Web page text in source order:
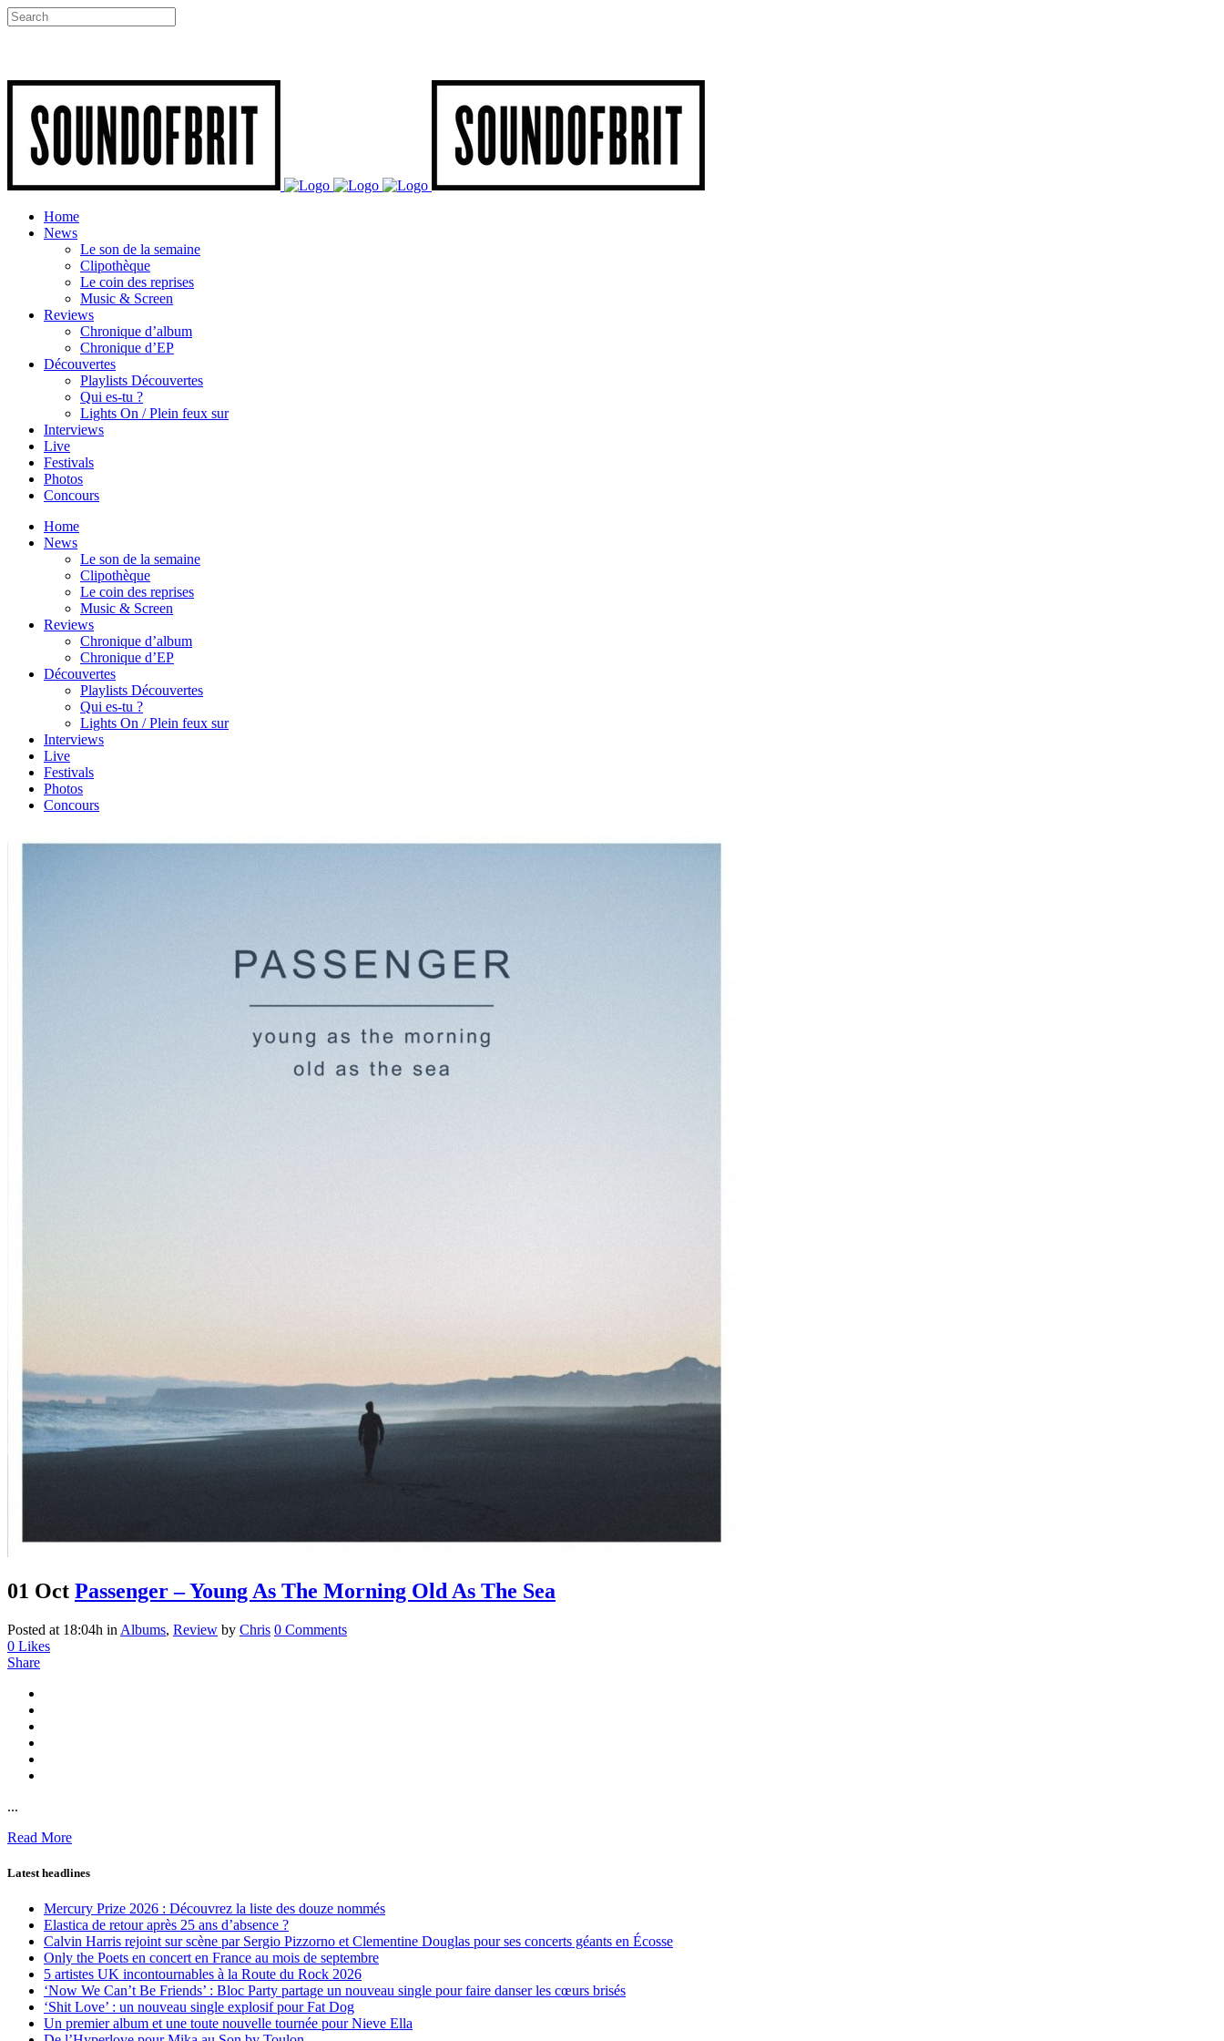
Home
News
Le son de la semaine
Clipothèque
Le coin des reprises
Music & Screen
Reviews
Chronique d’album
Chronique d’EP
Découvertes
Playlists Découvertes
Qui es-tu ?
Lights On / Plein feux sur
Interviews
Live
Festivals
Photos
Concours
Home
News
Le son de la semaine
Clipothèque
Le coin des reprises
Music & Screen
Reviews
Chronique d’album
Chronique d’EP
Découvertes
Playlists Découvertes
Qui es-tu ?
Lights On / Plein feux sur
Interviews
Live
Festivals
Photos
Concours
01 Oct Passenger – Young As The Morning Old As The Sea
Posted at 18:04h in Albums, Review by Chris 0 Comments
0 Likes
Share
...
Read More
Latest headlines
Mercury Prize 2026 : Découvrez la liste des douze nommés
Elastica de retour après 25 ans d’absence ?
Calvin Harris rejoint sur scène par Sergio Pizzorno et Clementine Douglas pour ses concerts géants en Écosse
Only the Poets en concert en France au mois de septembre
5 artistes UK incontournables à la Route du Rock 2026
‘Now We Can’t Be Friends’ : Bloc Party partage un nouveau single pour faire danser les cœurs brisés
‘Shit Love’ : un nouveau single explosif pour Fat Dog
Un premier album et une toute nouvelle tournée pour Nieve Ella